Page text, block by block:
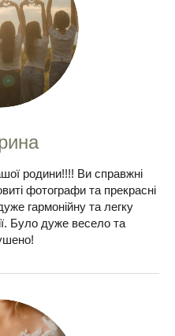
родини!!!! Ви справжні
фотографи та прекрасні
гармонійну та легку
Було дуже весело та